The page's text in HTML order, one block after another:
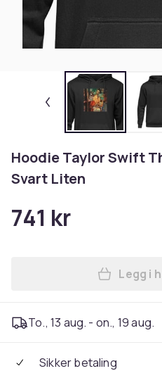
Hoodie Taylor Swift
Svart Liten
741 kr
Legg i
To., 13 aug. - on., 19 aug.
Sikker betaling